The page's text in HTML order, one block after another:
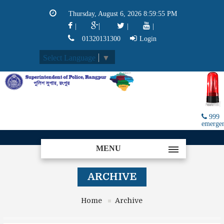
Thursday, August 6, 2026 8:59:56 PM
|
01320131300
Login
Select Language ▼
999
MENU
ARCHIVE
Home Archive